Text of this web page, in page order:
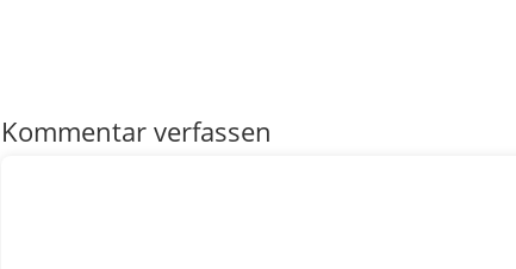
Kommentar verfassen